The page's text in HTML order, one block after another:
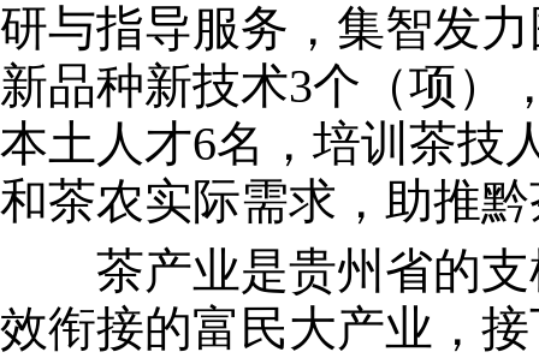
研与指导服务，集智发
新品种新技术3个（项）
本土人才6名，培训茶技
和茶农实际需求，助推
茶产业是贵州省的支
效衔接的富民大产业，